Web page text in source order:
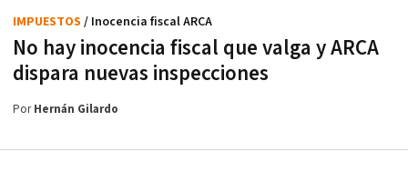
No hay inocencia fiscal que valga y ARCA
dispara nuevas inspecciones
IMPUESTOS / Inocencia fiscal ARCA
PorHernán Gilardo